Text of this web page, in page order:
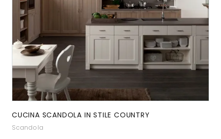
CUCINA SCANDOLA IN STILE COUNTRY
Scandola